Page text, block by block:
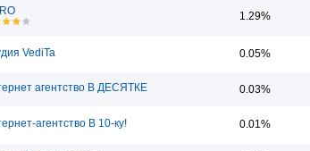
1.29%
VediTa 0.05%
агентство В ДЕСЯТКЕ 0.03%
агентство В 10-ку! 0.01%